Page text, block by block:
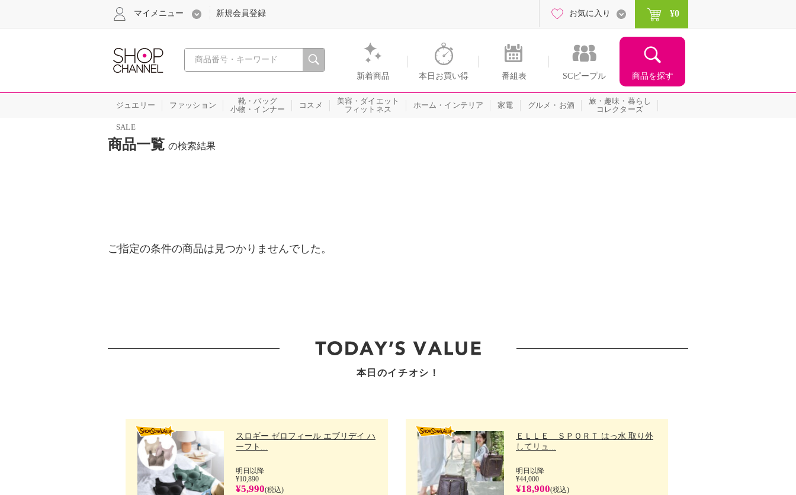
心おどる、瞬間を。通販・テレビショッピングのショップチャンネル
新着商品 本日お買い得 番組表 SCピープル 商品を探す
マイメニュー 新規会員登録 お気に入り ¥0
ジュエリー ファッション
靴・バッグ
小物・インナー
コスメ
美容・ダイエット
フィットネス
ホーム・インテリア 家電 グルメ・お酒
旅・趣味・暮らし
コレクターズ
SALE
商品一覧 の検索結果
ご指定の条件の商品は見つかりませんでした。
本日のイチオシ！
スロギー ゼロフィール エブリデイ ハ
ーフト...
明日以降
¥10,890
¥5,990(税込)
ＥＬＬＥ ＳＰＯＲＴ はっ水 取り外
してリュ...
明日以降
¥44,000
¥18,900(税込)